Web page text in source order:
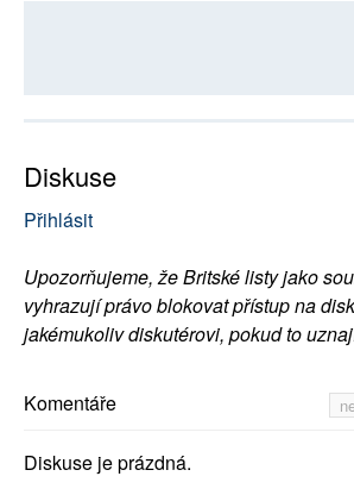
Diskuse
Přihlásit
Upozorňujeme, že Britské listy jako
vyhrazují právo blokovat přístup na
jakémukoliv diskutérovi, pokud to
Komentáře
Diskuse je prázdná.